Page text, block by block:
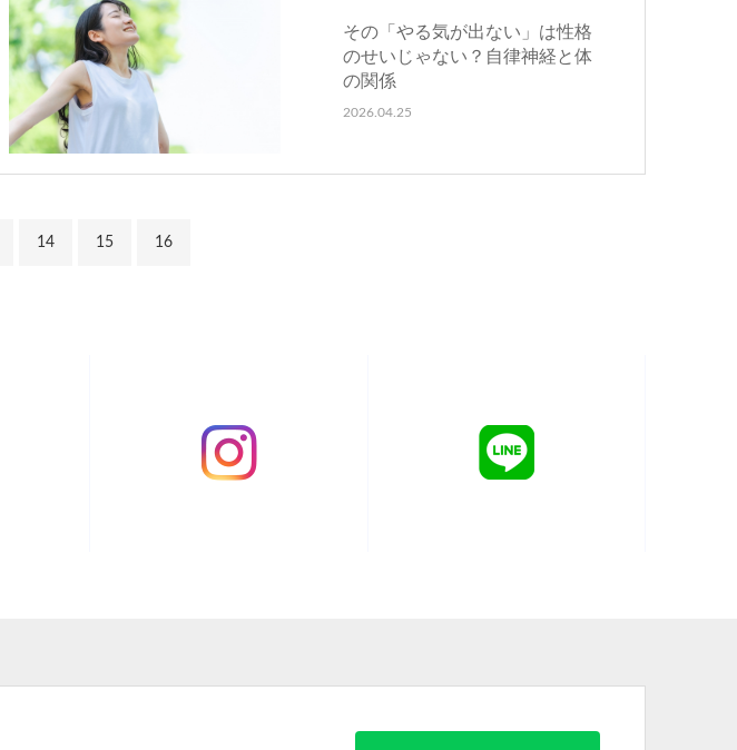
その「やる気が出ない」は性格
のせいじゃない？自律神経と体
の関係
2026.04.25
14 15 16